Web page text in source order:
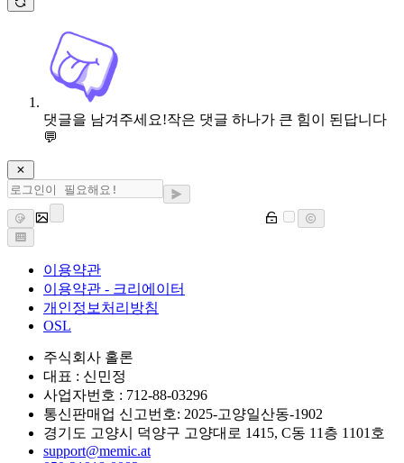
댓글을 남겨주세요!작은 댓글 하나가 큰 힘이 된답니다
💬
이용약관
이용약관 - 크리에이터
개인정보처리방침
OSL
주식회사 홀론
대표 : 신민정
사업자번호 : 712-88-03296
통신판매업 신고번호: 2025-고양일산동-1902
경기도 고양시 덕양구 고양대로 1415, C동 11층 1101호
support@memic.at